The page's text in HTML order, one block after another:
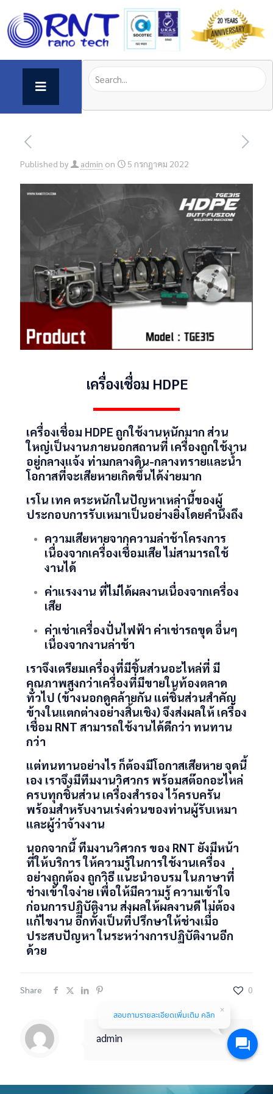
Published by admin on 5 กรกฎาคม 2022
เครื่องเชื่อม HDPE
เครื่องเชื่อม HDPE ถูกใช้งานหนักมาก ส่วน
ใหญ่เป็นงานภายนอกสถานที่ เครื่องถูกใช้งาน
อยู่กลางแจ้ง ท่ามกลางดิน-กลางทรายและน้ำ
โอกาสที่จะเสียหายเกิดขึ้นได้ง่ายมาก
เรโน เทค ตระหนักในปัญหาเหล่านี้ของผู้
ประกอบการรับเหมาเป็นอย่างยิ่งโดยคำนึงถึง
ความเสียหายจากความล่าช้าโครงการ
เนื่องจากเครื่องเชื่อมเสีย ไม่สามารถใช้
งานได้
ค่าแรงงาน ที่ไม่ได้ผลงานเนื่องจากเครื่อง
เสีย
ค่าเช่าเครื่องปั่นไฟฟ้า ค่าเช่ารถขุด อื่นๆ
เนื่องจากงานล่าช้า
เราจึงเตรียมเครื่องที่มีชิ้นส่วนอะไหล่ที่ มี
คุณภาพสูงกว่าเครื่องที่มีขายในท้องตลาด
ทั่วไป (ข้างนอกดูคล้ายกัน แต่ชิ้นส่วนสำคัญ
ข้างในแตกต่างอย่างสิ้นเชิง) จึงส่งผลให้ เครื่อง
เชื่อม RNT สามารถใช้งานได้ดีกว่า ทนทาน
กว่า
แต่ทนทานอย่างไร ก็ต้องมีโอกาสเสียหาย จุดนี้
เอง เราจึงมีทีมงานวิศวกร พร้อมสต๊อกอะไหล่
ครบทุกชิ้นส่วน เครื่องสำรอง ไว้ครบครัน
พร้อมสำหรับงานเร่งด่วนของท่านผู้รับเหมา
และผู้ว่าจ้างงาน
นอกจากนี้ ทีมงานวิศวกร ของ RNT ยังมีหน้า
ที่ให้บริการ ให้ความรู้ในการใช้งานเครื่อง
อย่างถูกต้อง ถูกวิธี แนะนำอบรม ในภาษาที่
ช่างเข้าใจง่าย เพื่อให้มีความรู้ ความเข้าใจ
ก่อนการปฏิบัติงาน ส่งผลให้ผลงานดี ไม่ต้อง
แก้ไขงาน อีกทั้งเป็นที่ปรึกษาให้ช่างเมื่อ
ประสบปัญหา ในระหว่างการปฏิบัติงานอีก
ด้วย
Share 0
admin
สอบถามรายละเอียดเพิ่มเติม คลิก